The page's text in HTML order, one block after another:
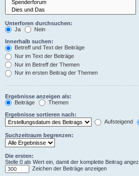
Unterforen durchsuchen:
Ja
Nein
Innerhalb suchen:
Betreff und Text der Beiträge
Nur im Text der Beiträge
Nur im Betreff der Themen
Nur im ersten Beitrag der Themen
Ergebnisse anzeigen als:
Beiträge
Themen
Ergebnisse sortieren nach:
Aufsteigend
Suchzeitraum begrenzen:
Die ersten:
Stelle 0 als Wert ein, damit der komplette Beitrag
Zeichen der Beiträge anzeigen